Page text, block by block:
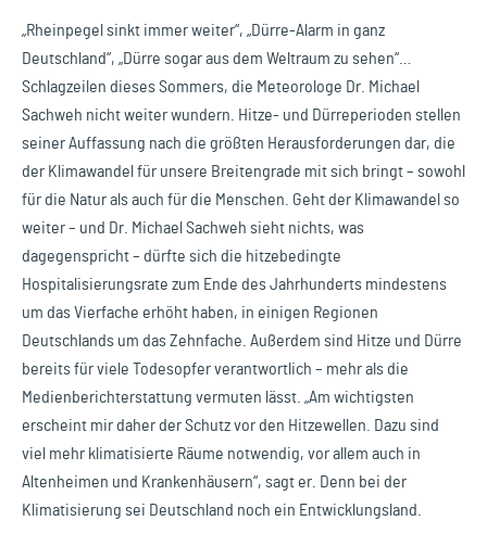
„Rheinpegel sinkt immer weiter“, „Dürre-Alarm in ganz
Deutschland“, „Dürre sogar aus dem Weltraum zu sehen“…
Schlagzeilen dieses Sommers, die Meteorologe Dr. Michael
Sachweh nicht weiter wundern. Hitze- und Dürreperioden stellen
seiner Auffassung nach die größten Herausforderungen dar, die
der Klimawandel für unsere Breitengrade mit sich bringt – sowohl
für die Natur als auch für die Menschen. Geht der Klimawandel so
weiter – und Dr. Michael Sachweh sieht nichts, was
dagegenspricht – dürfte sich die hitzebedingte
Hospitalisierungsrate zum Ende des Jahrhunderts mindestens
um das Vierfache erhöht haben, in einigen Regionen
Deutschlands um das Zehnfache. Außerdem sind Hitze und Dürre
bereits für viele Todesopfer verantwortlich – mehr als die
Medienberichterstattung vermuten lässt. „Am wichtigsten
erscheint mir daher der Schutz vor den Hitzewellen. Dazu sind
viel mehr klimatisierte Räume notwendig, vor allem auch in
Altenheimen und Krankenhäusern“, sagt er. Denn bei der
Klimatisierung sei Deutschland noch ein Entwicklungsland.